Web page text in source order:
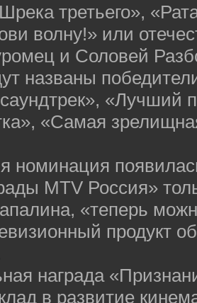
третьего»,
волну!» или
и Соловей
названы
«Лучший
«Самая
номинация
MTV Россия»
«теперь
продукт
награда
в развитие